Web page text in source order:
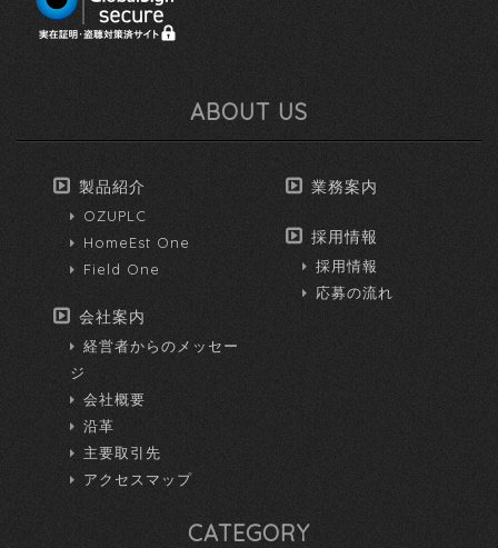
ABOUT US
製品紹介
OZUPLC
HomeEst One
Field One
会社案内
経営者からのメッセー
ジ
会社概要
沿革
主要取引先
アクセスマップ
業務案内
採用情報
採用情報
応募の流れ
CATEGORY